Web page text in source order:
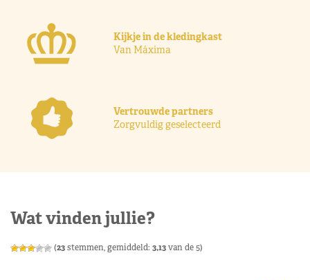
Kijkje in de kledingkast
Van Máxima
Vertrouwde partners
Zorgvuldig geselecteerd
Wat vinden jullie?
(23stemmen, gemiddeld: 3,13van de 5)